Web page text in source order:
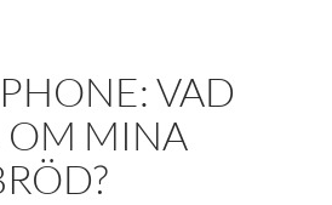
VAD
OM MINA